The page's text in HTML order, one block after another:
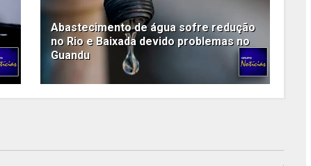
Abastecimento de água sofre redução
no Rio e Baixada devido problemas no
Guandu